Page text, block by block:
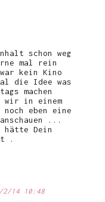
schon weg
mal rein
kein Kino
die Idee was
machen
wir in einem
eben eine
...
hätte Dein
.
2/14 10:48